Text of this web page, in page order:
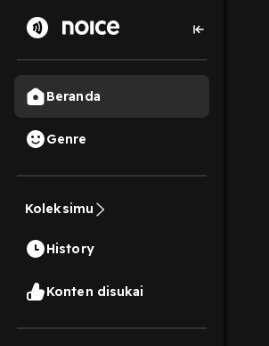
Beranda
Genre
Koleksimu
History
Konten disukai